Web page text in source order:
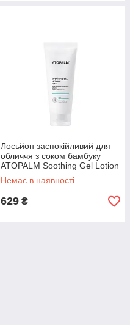
Лосьйон заспокійливий для
обличчя з соком бамбуку
ATOPALM Soothing Gel Lotion
120 ml
Немає в наявності
629 ₴